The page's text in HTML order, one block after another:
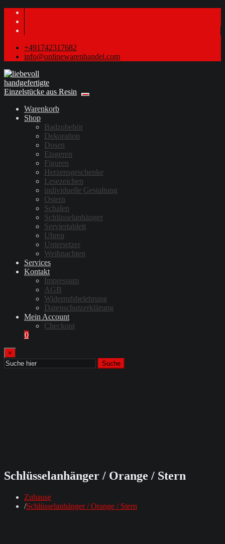
+491742317682
info@onlinewarenhandel.com
Warenkorb
Shop
Badzubehör
Dekoration
Dosen
Etageren
Figuren
Herzensgeschenke
Lesezeichen
individuelle Gestaltung
Ostern
Schalen
Schlüsselanhänger
Serviertablett
Uhren
Untersetzer
Weihnachten
Services
Kontakt
Impressum
AGB
Widerrufsbelehrung
Datenschutzerklärung
Mein Account
Checkout
0
×
Suche
Schlüsselanhänger / Orange / Stern
Zuhause
Schlüsselanhänger / Orange / Stern